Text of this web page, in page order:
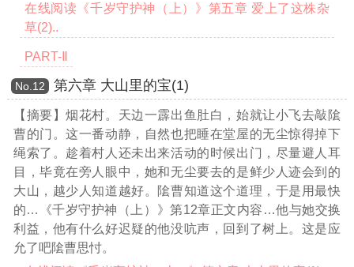
在线阅读《千岁守护神（上）》第五章 爱上了这株杂
草(2)..
PART-Ⅱ
Νο.12 第六章 大山里的宝(1)
【摘要】烟花村。天边一霹出鱼肚白，始就让小飞去敲隂
曹的门。这一番动静，自然也把睡在堂屋的无尘惊得掉下
绳索了。趁着村人还未出来活动的时候出门，尽量避人耳
目，毕竟在旁人眼中，她和无尘要去的是鲜少人迹会到的
大山，越少人知道越好。隂曹知道这个道理，于是用最快
的…《千岁守护神（上）》第12章正文内容…他与她交换
利益，他有什么好迟疑的他没吭声，回到了树上。这是应
允了吧隂曹思忖。